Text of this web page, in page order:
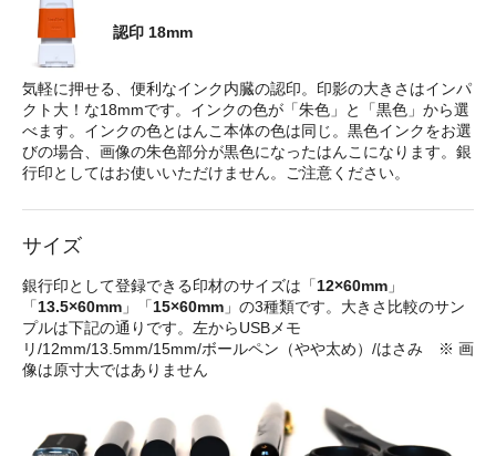
認印 18mm
気軽に押せる、便利なインク内臓の認印。印影の大きさはインパ
クト大！な18mmです。インクの色が「朱色」と「黒色」から選
べます。インクの色とはんこ本体の色は同じ。黒色インクをお選
びの場合、画像の朱色部分が黒色になったはんこになります。銀
行印としてはお使いいただけません。ご注意ください。
サイズ
銀行印として登録できる印材のサイズは「12×60mm 」
「13.5×60mm 」「15×60mm 」の3種類です。大きさ比較のサン
プルは下記の通りです。左からUSBメモ
リ/12mm/13.5mm/15mm/ボールペン（やや太め）/はさみ ※ 画
像は原寸大ではありません